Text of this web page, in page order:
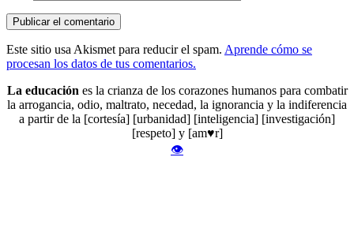
Este sitio usa Akismet para reducir el spam. Aprende cómo se
procesan los datos de tus comentarios.
La educaciónes la crianza de los corazones humanos para combatir
la arrogancia, odio, maltrato, necedad, la ignorancia y la indiferencia
a partir de la [cortesía] [urbanidad] [inteligencia] [investigación]
[respeto] y [am♥r]
👁